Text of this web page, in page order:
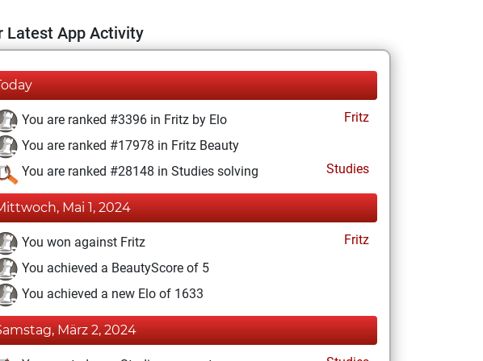
Latest App Activity
You are ranked #3396 in Fritz by Elo
Fritz
You are ranked #17978 in Fritz Beauty
You are ranked #28148 in Studies solving
Studies
Mai 1, 2024
You won against Fritz
Fritz
You achieved a BeautyScore of 5
You achieved a new Elo of 1633
März 2, 2024